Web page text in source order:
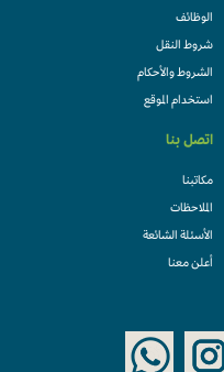
الوظائف
شروط النقل
الشروط والأحكام
استخدام الموقع
اتصل بنا
مكاتبنا
الملاحظات
الأسئلة الشائعة
أعلن معنا